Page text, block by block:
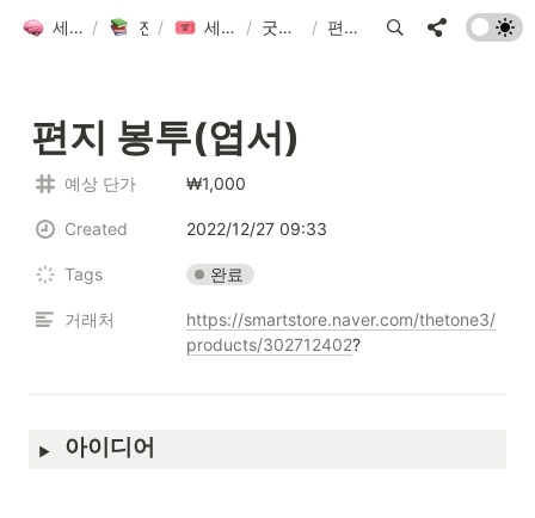
세컨드 브레인 그룹 위키 / 전체 자료 모음
/ 세컨드브레인 굿즈 만들기 2023 / 굿즈 project_2023 / 편지 봉투(엽서)
편지 봉투(엽서)
예상 단가 ₩1,000
Created 2022/12/27 09:33
Tags 완료
거래처
https://smartstore.naver.com/thetone3/
products/302712402?
아이디어